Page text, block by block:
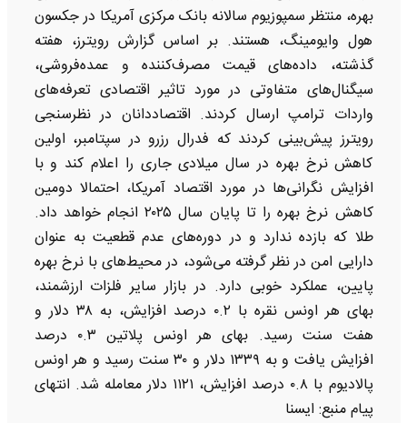
بهره، منتظر سمپوزیوم سالانه بانک مرکزی آمریکا در جکسون
هول وایومینگ، هستند. بر اساس گزارش رویترز، هفته
گذشته، داده‌های قیمت مصرف‌کننده و عمده‌فروشی،
سیگنال‌های متفاوتی در مورد تاثیر اقتصادی تعرفه‌های
واردات ترامپ ارسال کردند. اقتصاددانان در نظرسنجی
رویترز پیش‌بینی کردند که فدرال رزرو در سپتامبر، اولین
کاهش نرخ بهره در سال میلادی جاری را اعلام کند و با
افزایش نگرانی‌ها در مورد اقتصاد آمریکا، احتمالا دومین
کاهش نرخ بهره را تا پایان سال ۲۰۲۵ انجام خواهد داد.
طلا که بازده ندارد و در دوره‌های عدم قطعیت به عنوان
دارایی امن در نظر گرفته می‌شود، در محیط‌های با نرخ بهره
پایین، عملکرد خوبی دارد. در بازار سایر فلزات ارزشمند،
بهای هر اونس نقره با ۰.۲ درصد افزایش، به ۳۸ دلار و
هفت سنت رسید. بهای هر اونس پلاتین ۰.۳ درصد
افزایش یافت و به ۱۳۳۹ دلار و ۳۰ سنت رسید و هر اونس
پالادیوم با ۰.۸ درصد افزایش، ۱۱۲۱ دلار معامله شد. انتهای
پیام منبع: ایسنا